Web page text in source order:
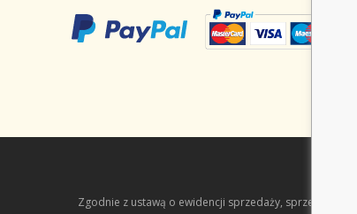
Zgodnie z ustawą o ewidencji sprzedaży, sprzedawca